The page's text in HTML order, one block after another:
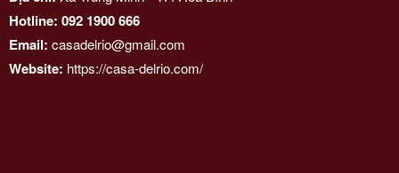
Hotline: 092 1900 666
Email: casadelrio@gmail.com
Website: https://casa-delrio.com/